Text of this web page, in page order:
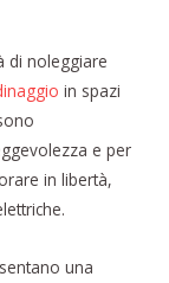
di noleggiare
in spazi
e per
in libertà,
una